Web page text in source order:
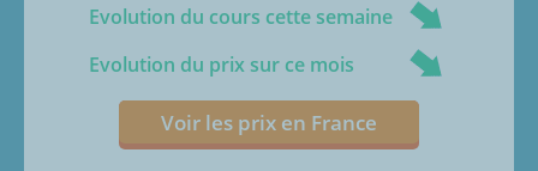
Evolution du cours cette semaine
Evolution du prix sur ce mois
Voir les prix en France